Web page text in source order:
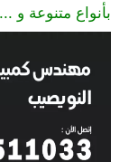
بأنواع متنوعة و ...